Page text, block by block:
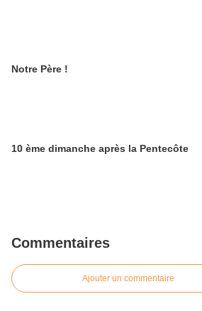
Notre Père !
10 ème dimanche après la Pentecôte
Commentaires
Ajouter un commentaire